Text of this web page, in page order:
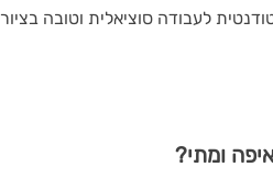
לעבודה סוציאלית וטובה בציור
ומתי?